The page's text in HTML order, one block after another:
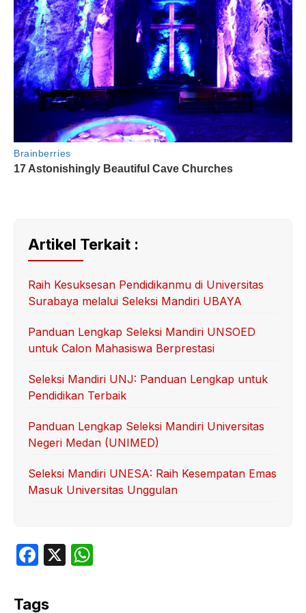
Artikel Terkait :
Raih Kesuksesan Pendidikanmu di Universitas
Surabaya melalui Seleksi Mandiri UBAYA
Panduan Lengkap Seleksi Mandiri UNSOED
untuk Calon Mahasiswa Berprestasi
Seleksi Mandiri UNJ: Panduan Lengkap untuk
Pendidikan Terbaik
Panduan Lengkap Seleksi Mandiri Universitas
Negeri Medan (UNIMED)
Seleksi Mandiri UNESA: Raih Kesempatan Emas
Masuk Universitas Unggulan
F
c
X
Tags